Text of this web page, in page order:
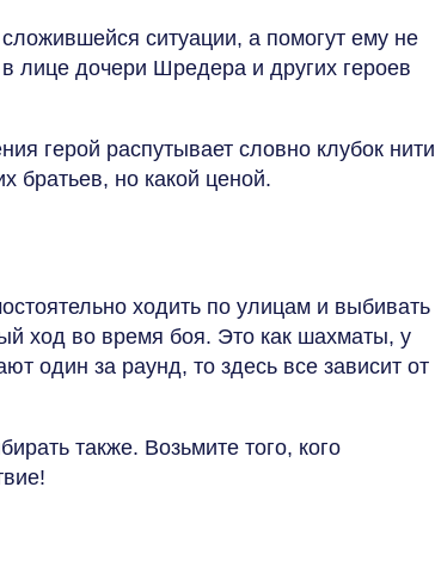
ситуации, а помогут ему не
лице дочери Шредера и других героев
герой распутывает словно клубок нити
братьев, но какой ценой.
ходить по улицам и выбивать
ход во время боя. Это как шахматы, у
один за раунд, то здесь все зависит от
также. Возьмите того, кого